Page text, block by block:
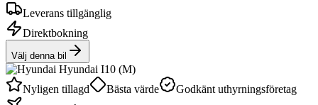
Leverans tillgänglig
Direktbokning
Välj denna bil
Nyligen tillagd Bästa värde
Godkänt uthyrningsföretag